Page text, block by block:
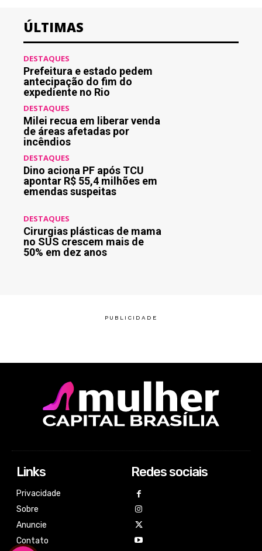
ÚLTIMAS
DESTAQUES
Prefeitura e estado pedem
antecipação do fim do
expediente no Rio
DESTAQUES
Milei recua em liberar venda
de áreas afetadas por
incêndios
DESTAQUES
Dino aciona PF após TCU
apontar R$ 55,4 milhões em
emendas suspeitas
DESTAQUES
Cirurgias plásticas de mama
no SUS crescem mais de
50% em dez anos
Links
Privacidade
Sobre
Anuncie
Contato
Redes sociais